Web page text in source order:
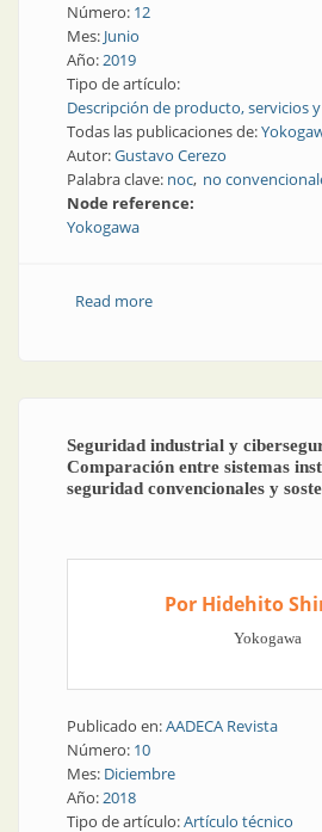
Número: 12
Mes: Junio
Año:2019
Tipo de artículo:
Descripción de producto, servicios
Todas las publicaciones de:
Autor:Gustavo Cerezo
Palabra clave: noc no
Node reference:
Yokogawa
Read moreabout Las tecnologías
Seguridad industrial y
Comparación entre sistemas
seguridad convencionales y
Por Hidehito
Yokogawa
Publicado en:AADECA Revista
Número: 10
Mes: Diciembre
Año:2018
Tipo de artículo:Artículo técnico